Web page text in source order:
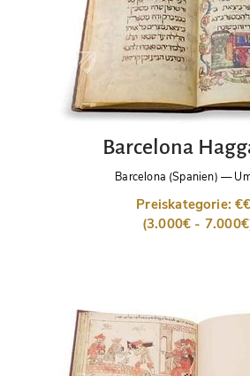
Barcelona
Barcelona (Spanien) —
Preiskategorie:
(3.000€ -